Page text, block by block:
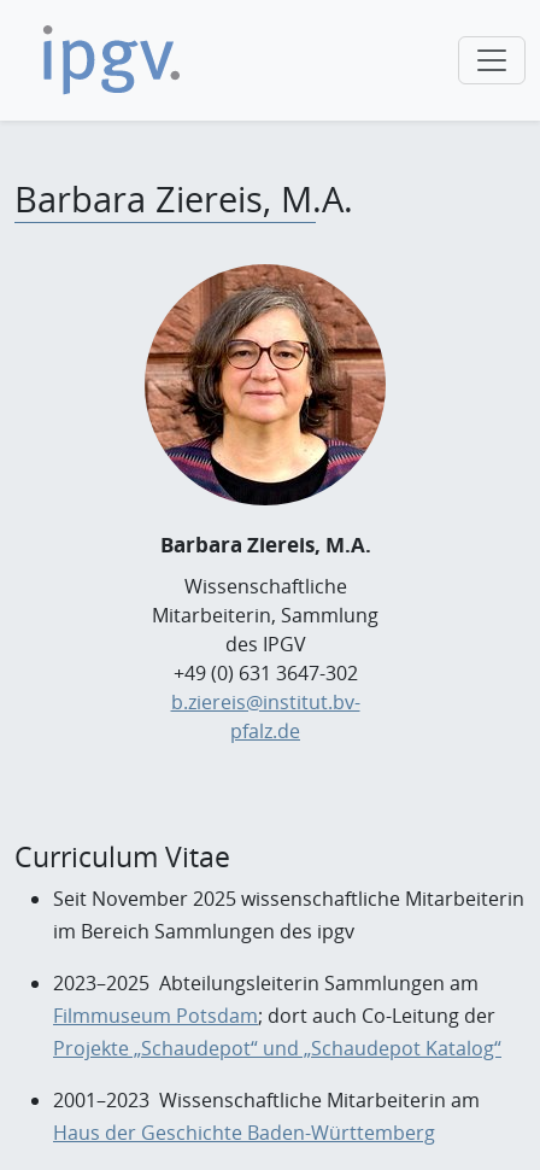
Barbara Ziereis, M.A.
Barbara Ziereis, M.A.
Wissenschaftliche
Mitarbeiterin, Sammlung
des IPGV
+49 (0) 631 3647-302
b.ziereis@institut.bv-
pfalz.de
Curriculum Vitae
Seit November 2025 wissenschaftliche Mitarbeiterin
im Bereich Sammlungen des ipgv
2023–2025 Abteilungsleiterin Sammlungen am
Filmmuseum Potsdam; dort auch Co-Leitung der
Projekte „Schaudepot“ und „Schaudepot Katalog“
2001–2023 Wissenschaftliche Mitarbeiterin am
Haus der Geschichte Baden-Württemberg